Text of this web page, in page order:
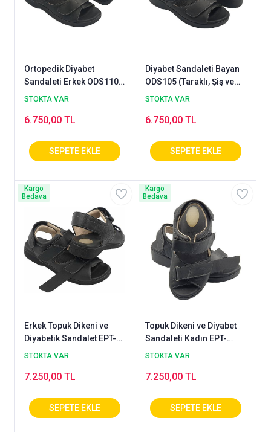
Ortopedik Diyabet
Sandaleti Erkek ODS110S
(Taraklı, Şiş ve Ödemli
STOKTA VAR
6.750,00 TL
Diyabet Sandaleti Bayan
ODS105 (Taraklı, Şiş ve
Ödemli Ayaklara)
STOKTA VAR
6.750,00 TL
Erkek Topuk Dikeni ve
Diyabetik Sandalet EPT-
ODS110
STOKTA VAR
7.250,00 TL
Kargo
Bedava
Topuk Dikeni ve Diyabet
Sandaleti Kadın EPT-
ODS105
STOKTA VAR
7.250,00 TL
Kargo
Bedava